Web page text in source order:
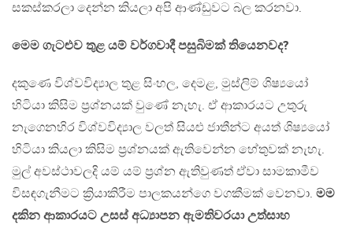
සකස්කරලා දෙන්න කියලා අපි ආණ්ඩුවට බල කරනවා.
මෙම ගැටළුව තුළ යම් වර්ගවාදී පසුබිමක් තියෙනවද?
දකුණෙ විශ්වවිද්‍යාල තුළ සිංහල, දෙමළ, මුස්ලිම් ශිෂ්‍යයෝ
හිටියා කිසිම ප්‍රශ්නයක් වුණේ නැහැ. ඒ ආකාරයට උතුරු
නැගෙනහිර විශ්වවිද්‍යාල වලත් සියළු ජාතීන්ට අයත් ශිෂ්‍යයෝ
හිටියා කියලා කිසිම ප්‍රශ්නයක් ඇතිවෙන්න හේතුවක් නැහැ.
මුල් අවස්ථාවලදි යම් යම් ප්‍රශ්න ඇතිවුණත් ඒවා සාමකාමීව
විසඳගැනීමට ක්‍රියාකිරීම පාලකයන්ගෙ වගකීමක් වෙනවා. මම
දකින ආකාරයට උසස් අධ්‍යාපන ඇමතිවරයා උත්සාහ